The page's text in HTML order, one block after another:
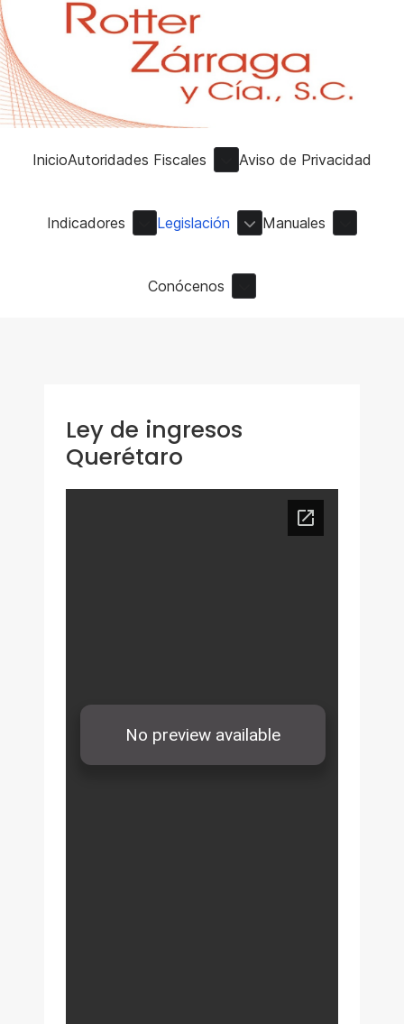
InicioAutoridades Fiscales Aviso de Privacidad
Indicadores Legislación Manuales
Conócenos
Ley de ingresos
Querétaro